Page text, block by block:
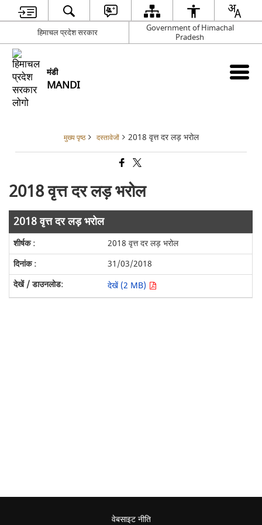
हिमाचल प्रदेश सरकार
Government of Himachal
Pradesh
मंडी
MANDI
मुख्य पृष्ठ दस्तावेजों 2018 वृत्त दर लड़ भरोल
2018 वृत्त दर लड़ भरोल
2018 वृत्त दर लड़ भरोल
2018 वृत्त दर लड़ भरोल
31/03/2018
देखें (2 MB)
वेबसाइट नीति